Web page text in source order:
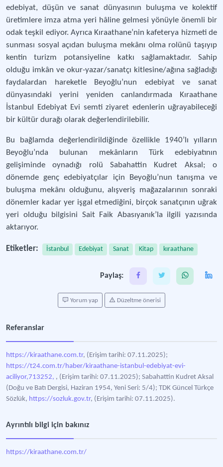
edebiyat, düşün ve sanat dünyasının buluşma ve kolektif
üretimlere imza atma yeri hâline gelmesi yönüyle önemli bir
odak teşkil ediyor. Ayrıca Kıraathane’nin kafeterya hizmeti de
sunması sosyal açıdan buluşma mekânı olma rolünü taşıyıp
kentin turizm potansiyeline katkı sağlamaktadır. Sahip
olduğu imkân ve okur-yazar/sanatçı kitlesine/ağına sağladığı
faydalardan hareketle Beyoğlu’nun edebiyat ve sanat
dünyasındaki yerini yeniden canlandırmada Kıraathane
İstanbul Edebiyat Evi semti ziyaret edenlerin uğrayabileceği
bir kültür durağı olarak değerlendirilebilir.
Bu bağlamda değerlendirildiğinde özellikle 1940’lı yılların
Beyoğlu’nda bulunan mekânların Türk edebiyatının
gelişiminde oynadığı rolü Sabahattin Kudret Aksal; o
dönemde genç edebiyatçılar için Beyoğlu’nun tanışma ve
buluşma mekânı olduğunu, alışveriş mağazalarının sonraki
dönemler kadar yer işgal etmediğini, birçok sanatçının uğrak
yeri olduğu bilgisini Sait Faik Abasıyanık’la ilgili yazısında
aktarıyor.
Etiketler: İstanbul Edebiyat Sanat Kitap kıraathane
Paylaş:
Yorum yap Düzeltme önerisi
Referanslar
https://kiraathane.com.tr, (Erişim tarihi: 07.11.2025);
https://t24.com.tr/haber/kiraathane-istanbul-edebiyat-evi-
aciliyor,713252, , (Erişim tarihi: 07.11.2025); Sabahattin Kudret Aksal
(Doğu ve Batı Dergisi, Haziran 1954, Yeni Seri: 5/4); TDK Güncel Türkçe
Sözlük, https://sozluk.gov.tr, (Erişim tarihi: 07.11.2025).
Ayrıntılı bilgi için bakınız
https://kiraathane.com.tr/